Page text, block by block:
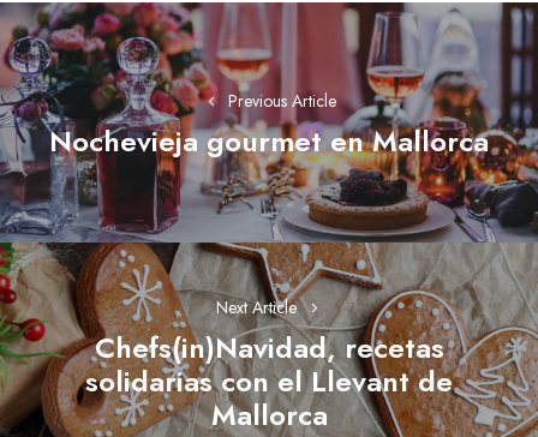
Navegación
de
entradas
Previous Article
Previous
post:
Nochevieja gourmet en Mallorca
Next Article
Next
post:
Chefs(in)Navidad, recetas
solidarias con el Llevant de
Mallorca